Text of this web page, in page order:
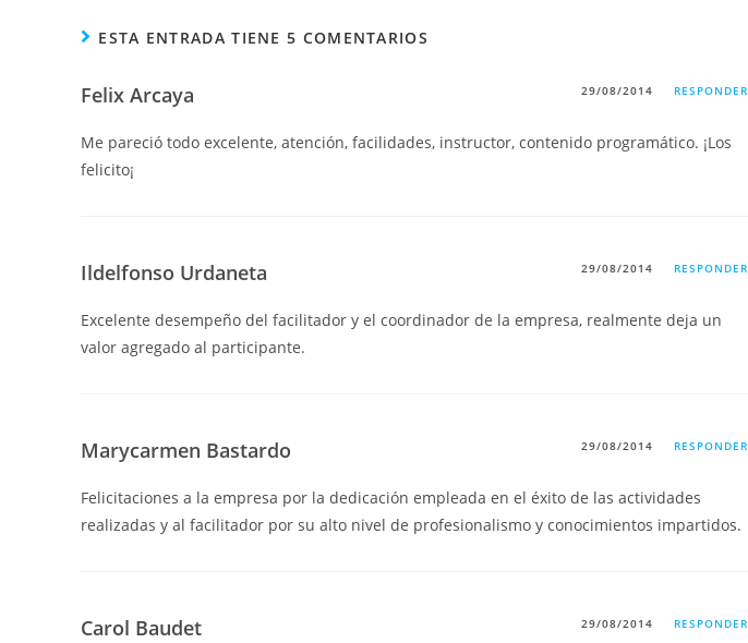
ESTA ENTRADA TIENE 5 COMENTARIOS
Felix Arcaya 29/08/2014 RESPONDER
Me pareció todo excelente, atención, facilidades, instructor, contenido programático. ¡Los
felicito¡
Ildelfonso Urdaneta 29/08/2014 RESPONDER
Excelente desempeño del facilitador y el coordinador de la empresa, realmente deja un
valor agregado al participante.
Marycarmen Bastardo 29/08/2014 RESPONDER
Felicitaciones a la empresa por la dedicación empleada en el éxito de las actividades
realizadas y al facilitador por su alto nivel de profesionalismo y conocimientos impartidos.
Carol Baudet 29/08/2014 RESPONDER